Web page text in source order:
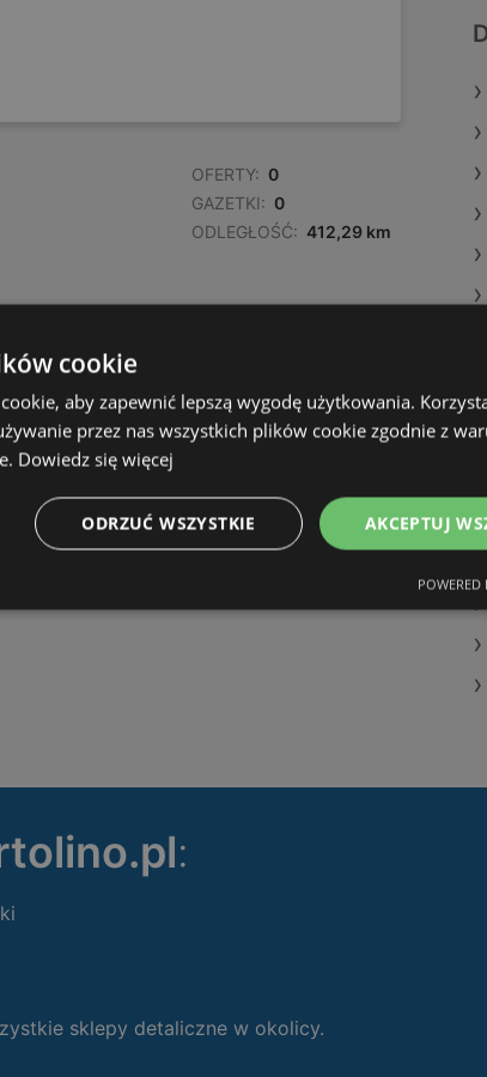
OFERTY: 0
GAZETKI: 0
ODLEGŁOŚĆ: 412,29 km
:
sklepy detaliczne w okolicy.
cookie
aby zapewnić lepszą wygodę użytkowania.
przez nas wszystkich plików cookie zgodnie z
Dowiedz się więcej
AKCEPTUJ
ODRZUĆ WSZYSTKIE
POWERED